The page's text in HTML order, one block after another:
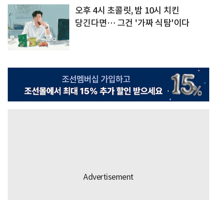
오후 4시 초콜릿, 밤 10시 치킨
당긴다면… 그건 '가짜 식탐'이다